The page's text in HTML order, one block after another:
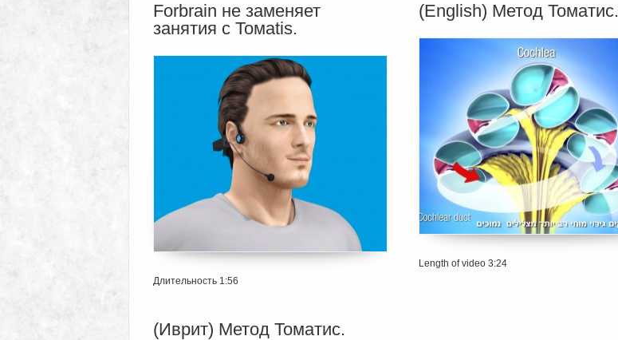
Forbrain не заменяет
занятия с Томаtis.
Длительность 1:56
(English) Метод Томатис.
Length of video 3:24
(Иврит) Метод Томатис.